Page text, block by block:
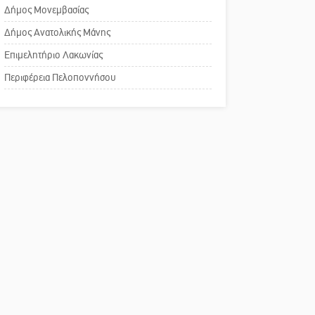
Δάκος: Νέα «όπλα» στην
προστασία της ελιάς
αναισθησίας
Πού βρίσκεται το ιστορικό
κέντρο της Σπάρτης;
Δήμος Μονεμβασίας
Δήμος Ανατολικής Μάνης
Επιμελητήριο Λακωνίας
Περιφέρεια Πελοποννήσου